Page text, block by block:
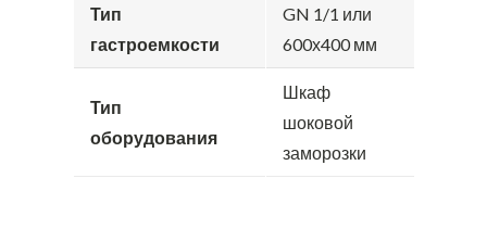
Тип
гастроемкости
GN 1/1 или
600х400 мм
Тип
оборудования
Шкаф
шоковой
заморозки